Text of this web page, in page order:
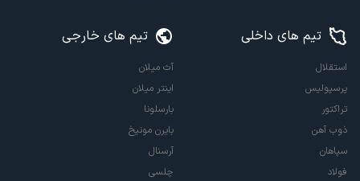
تیم های داخلی
استقلال
پرسپولیس
تراکتور
ذوب آهن
سپاهان
فولاد
تیم های خارجی
آث میلان
اینتر میلان
بارسلونا
بایرن مونیخ
آرسنال
چلسی